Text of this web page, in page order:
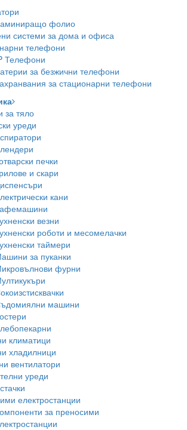
фолио
системи за дома и офиса
телефони
Телефони
за безжични телефони
за стационарни телефони
за тяло
уреди
печки
и скари
кани
везни
роботи и месомелачки
таймери
за пуканки
фурни
машини
климатици
хладилници
вентилатори
уреди
електростанции
за преносими